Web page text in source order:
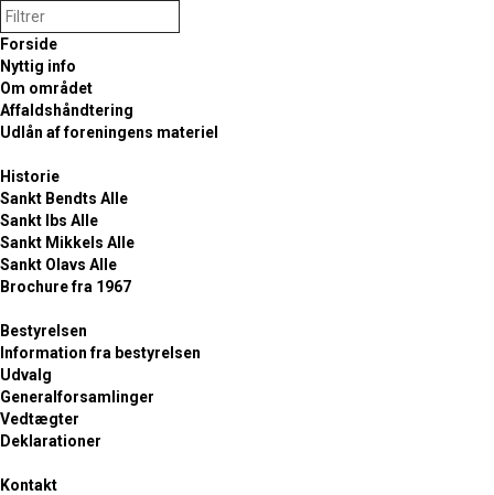
Forside
Nyttig info
Om området
Affaldshåndtering
Udlån af foreningens materiel
Historie
Sankt Bendts Alle
Sankt Ibs Alle
Sankt Mikkels Alle
Sankt Olavs Alle
Brochure fra 1967
Bestyrelsen
Information fra bestyrelsen
Udvalg
Generalforsamlinger
Vedtægter
Deklarationer
Kontakt
FORSIDE
Historien om Sankt Olavs
Alle
Hellig Olav med øksen
vejnavne er vi nu nået til Sankt Olavs Allé, der ligesom de tre